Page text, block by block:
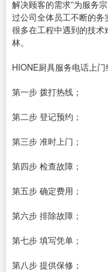
解决顾客的需求”为服务
过公司全体员工不断的
很多在工程中遇到的技
林。
HIONE厨具服务电话上
第一步 拨打热线；
第二步 登记预约；
第三步 准时上门；
第四步 检查故障；
第五步 确定费用；
第六步 排除故障；
第七步 填写凭单；
第八步 提供保修；